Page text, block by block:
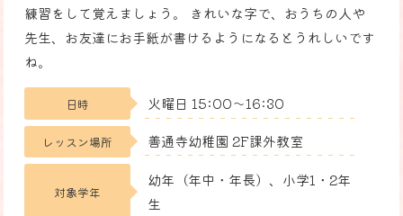
練習をして覚えましょう。 きれいな字で、おうちの人や
先生、お友達にお手紙が書けるようになるとうれしいです
ね。
日時 火曜日 15:00〜16:30
レッスン場所 善通寺幼稚園 2F課外教室
対象学年
幼年（年中・年長）、小学1・2年
生